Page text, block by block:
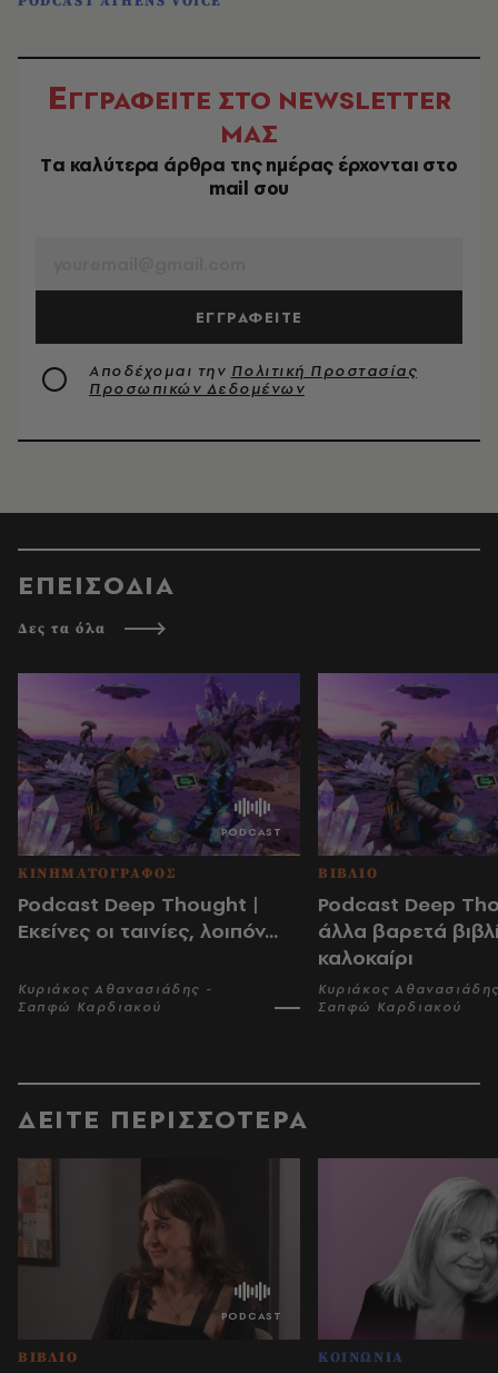
ΕΓΓΡΑΦΕΙΤΕ ΣΤΟ NEWSLETTER
ΜΑΣ
Tα καλύτερα άρθρα της ημέρας έρχονται στο
mail σου
ΕΓΓΡΑΦΕΙΤΕ
Αποδέχομαι την Πολιτική Προστασίας
Προσωπικών Δεδομένων
ΕΠΕΙΣΟΔΙΑ
Δες τα όλα
ΚΙΝΗΜΑΤΟΓΡΑΦΟΣ
Podcast Deep Thought |
Εκείνες οι ταινίες, λοιπόν...
Κυριάκος Αθανασιάδης -
Σαπφώ Καρδιακού
ΒΙΒΛΙΟ
Podcast Deep
άλλα βαρετά
καλοκαίρι
Κυριάκος
Σαπφώ Καρδιακού
ΔΕΙΤΕ ΠΕΡΙΣΣΟΤΕΡΑ
ΒΙΒΛΙΟ ΚΟΙΝΩΝΙΑ